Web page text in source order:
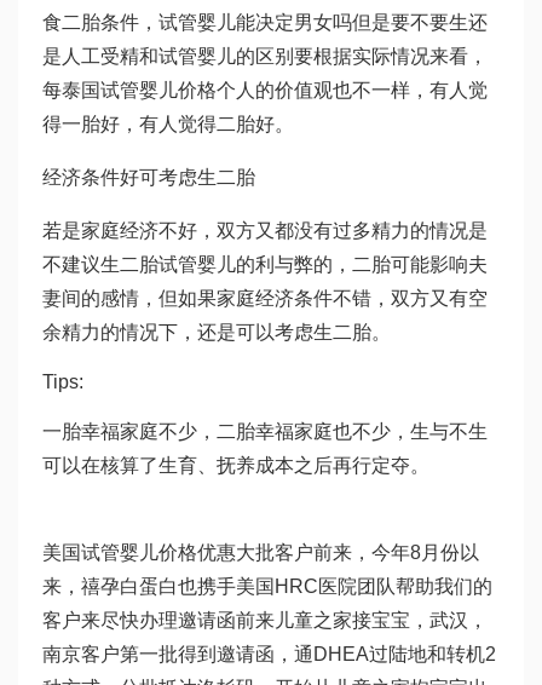
食二胎条件， 试管婴儿能决定男女吗但是要不要生还
是 人工受精和试管婴儿的区别 要根据实际情况来看，
每泰国试管婴儿价格个人的价值观也不一样，有人觉
得一胎好，有人觉得二胎好。
经济条件好可考虑生二胎
若是家庭经济不好，双方又都没有过多精力的情况是
不建议生二胎试管婴儿的利与弊的，二胎可能影响夫
妻间的感情，但如果家庭经济条件不错，双方又有空
余精力的情况下，还是可以考虑生二胎。
Tips:
一胎幸福家庭不少，二胎幸福家庭也不少，生与不生
可以在核算了生育、抚养成本之后再行定夺。
美国试管婴儿价格优惠大批客户前来，今年8月份以
来，禧孕白蛋白也携手美国HRC医院团队帮助我们的
客户来尽快办理邀请函前来儿童之家接宝宝，武汉，
南京客户第一批得到邀请函，通 DHEA过陆地和转机2